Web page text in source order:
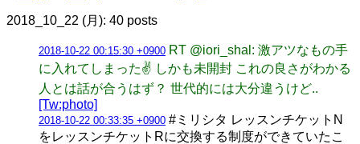
2018_10_22 (月): 40 posts
2018-10-22 00:15:30 +0900 RT @iori_shal: 激アツなもの手
に入れてしまった✌️ しかも未開封 これの良さがわかる
人とは話が合うはず？ 世代的には大分違うけど..
[Tw:photo]
2018-10-22 00:33:35 +0900 #ミリシタ レッスンチケットN
をレッスンチケットRに交換する制度ができていたこ